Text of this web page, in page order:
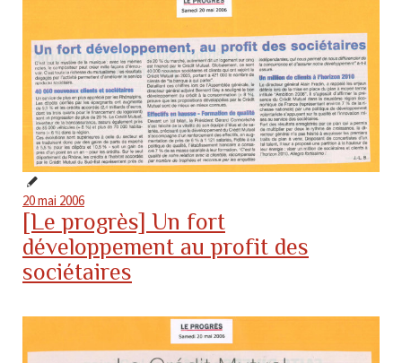
20 mai 2006
[Le progrès] Un fort
développement au profit des
sociétaires